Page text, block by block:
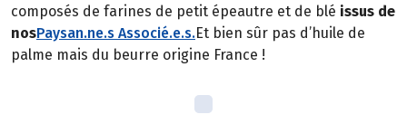
composés de farines de petit épeautre et de blé issus de
nosPaysan.ne.s Associé.e.s.Et bien sûr pas d’huile de
palme mais du beurre origine France !